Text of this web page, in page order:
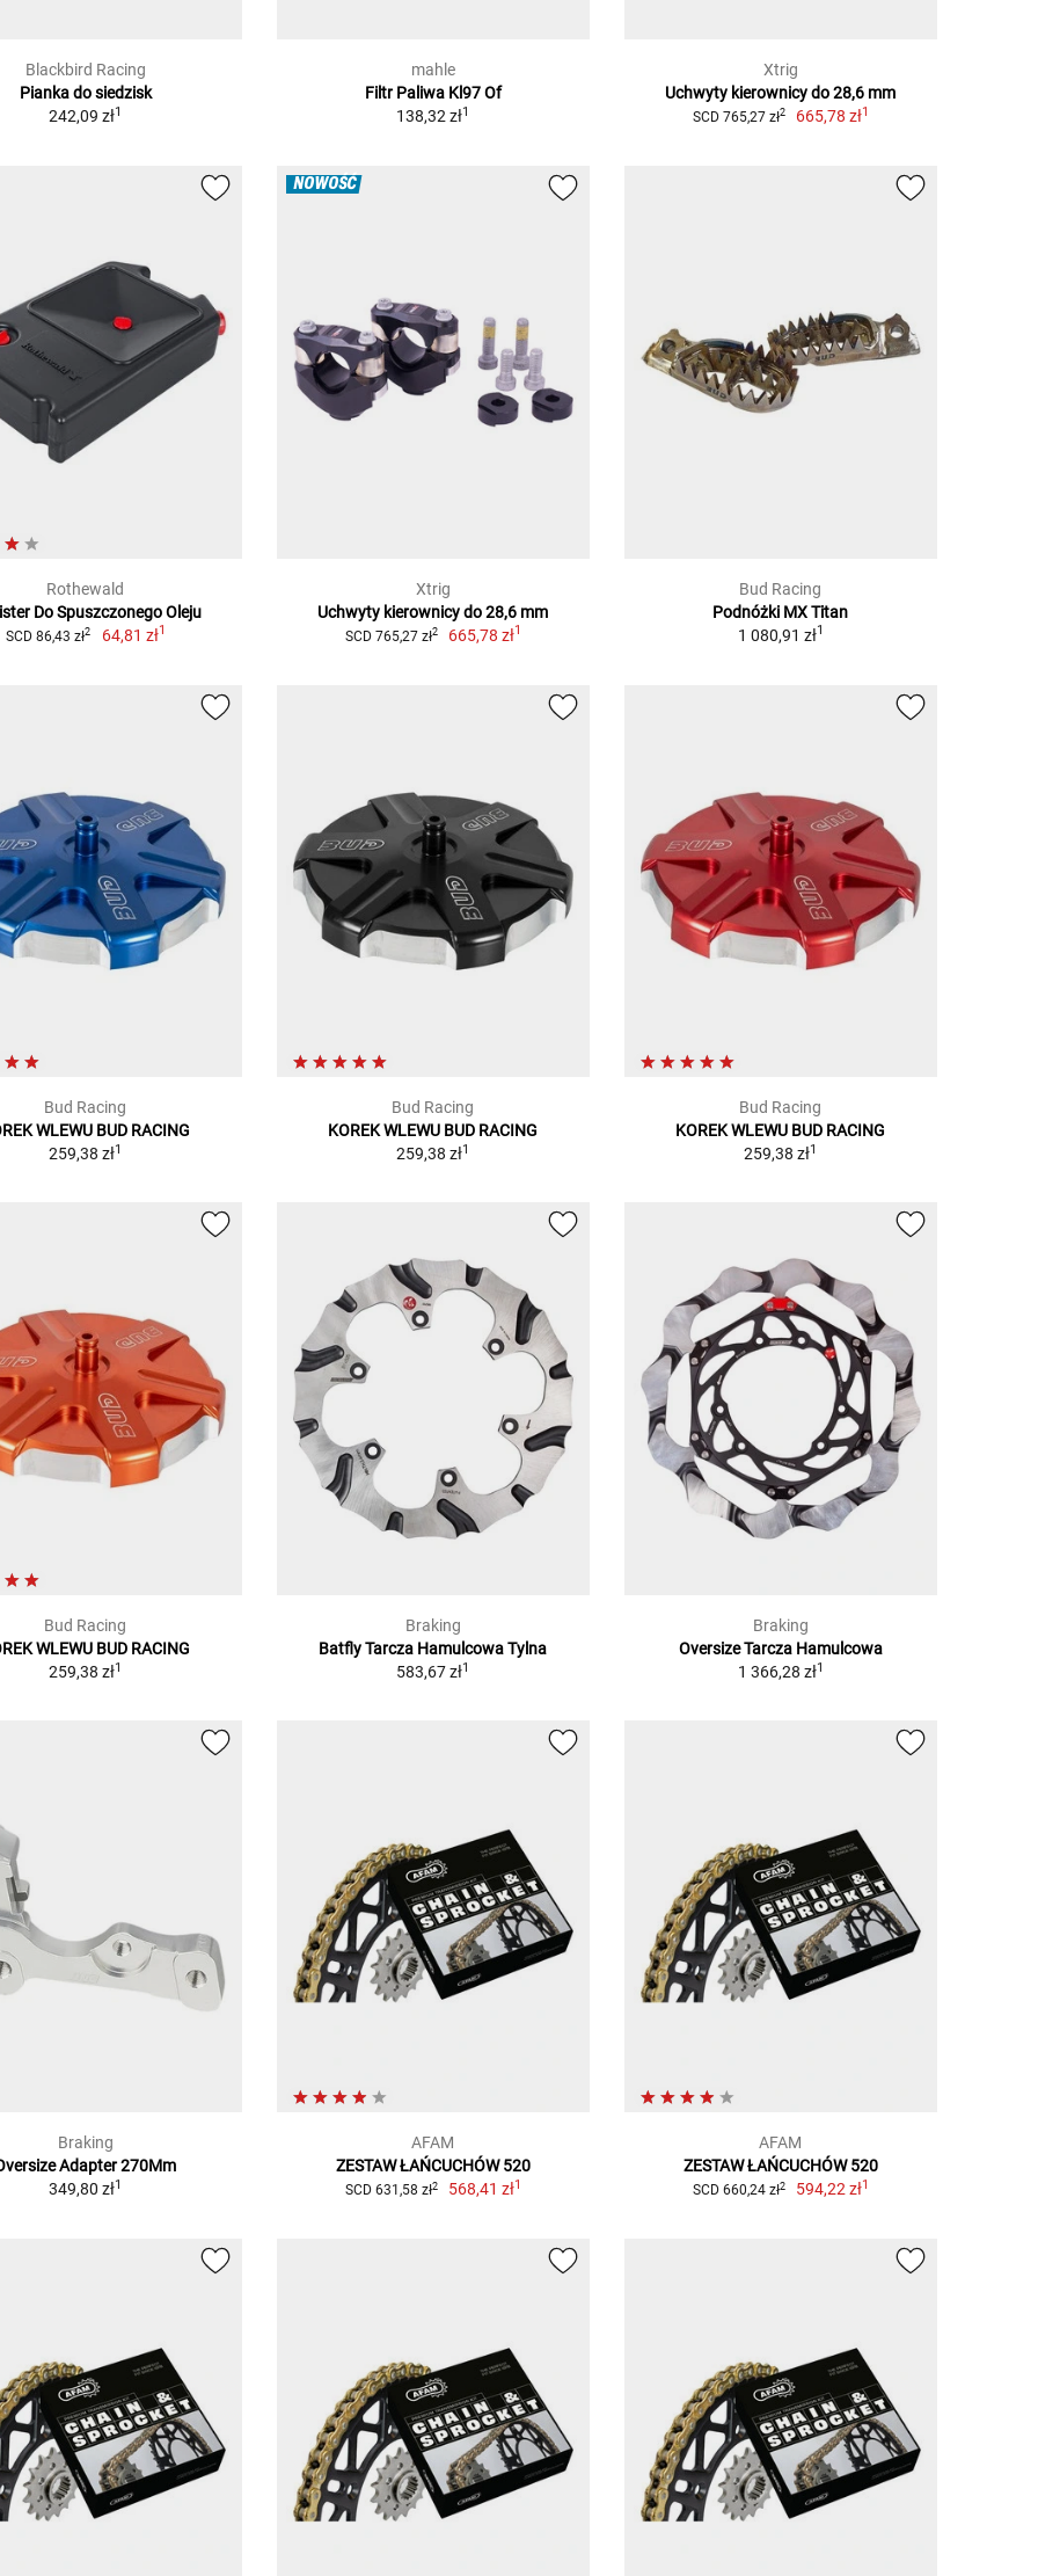
Blackbird Racing
Pianka do siedzisk
242,09 zł1
mahle
Filtr Paliwa Kl97 Of
138,32 zł1
Xtrig
Uchwyty kierownicy do 28,6 mm
SCD 765,27 zł2 665,78 zł1
Rothewald
Do Spuszczonego Oleju
SCD 86,43 zł2 64,81 zł1
NOWOŚĆ
Xtrig
Uchwyty kierownicy do 28,6 mm
SCD 765,27 zł2 665,78 zł1
Bud Racing
Podnóżki MX Titan
1 080,91 zł1
Bud Racing
WLEWU BUD RACING
259,38 zł1
Bud Racing
KOREK WLEWU BUD RACING
259,38 zł1
Bud Racing
KOREK WLEWU BUD RACING
259,38 zł1
Bud Racing
WLEWU BUD RACING
259,38 zł1
Braking
Batfly Tarcza Hamulcowa Tylna
583,67 zł1
Braking
Oversize Tarcza Hamulcowa
1 366,28 zł1
Braking
Adapter 270Mm
349,80 zł1
AFAM
ZESTAW ŁAŃCUCHÓW 520
SCD 631,58 zł2 568,41 zł1
AFAM
ZESTAW ŁAŃCUCHÓW 520
SCD 660,24 zł2 594,22 zł1